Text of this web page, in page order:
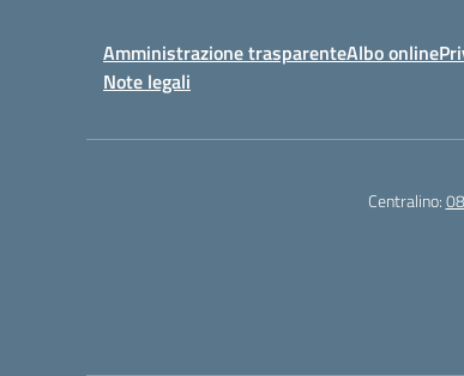
Amministrazione trasparenteAlbo online
Note legali
Centralino: